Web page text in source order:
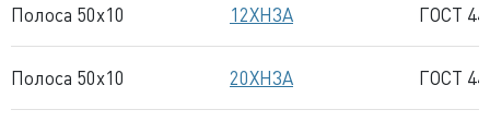
Полоса 50x10 12ХН3А ГОСТ
Полоса 50x10 20ХН3А ГОСТ